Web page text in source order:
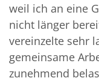
weil ich an eine
nicht länger
vereinzelte sehr
gemeinsame
zunehmend